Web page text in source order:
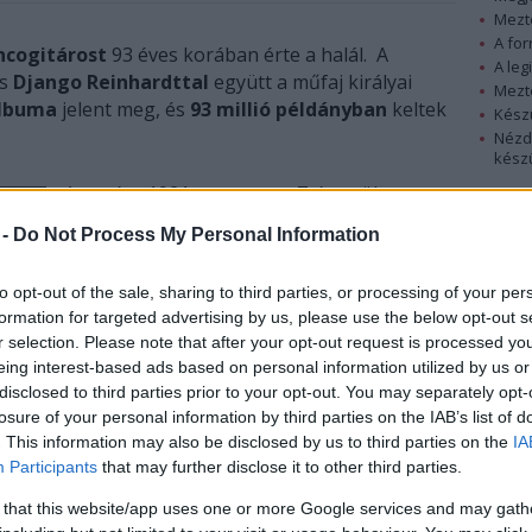
Do Not Process My Personal Information
opt-out of the sale, sharing to third parties, or processing of your
for targeted advertising by us, please use the below opt-out
selection. Please note that after your opt-out request is processed
interest-based ads based on personal information utilized by us
to third parties prior to your opt-out. You may separately
of your personal information by third parties on the IAB’s list of
This information may also be disclosed by us to third parties on the
Participants that may further disclose it to other third parties.
that this website/app uses one or more Google services and may
93 éves korában érte a halál. A
Django Reinhardttal együtt a műfaj királyai
jelent meg, és 93 millió példányban keltek
A zenész 1921. augusztus 7-én született a
dél-franciaországi Sete városában, ahol
jelentős cigány közösség él. Apja lókupec
kezdett, kilencévesen már játszott a
hangszeren anélkül, hogy olvasni tudta
volna a kottát. Eredeti neve Ricardo
Baliardo volt, művésznevét - amely
varázsujjakat jelent - később vette fel. A
Riviérán, ahol kávéházak teraszain játszott,
már így ismerte meg mások mellett Jean
A fotós Lucien Clergue ajánlotta amerikai
A
A